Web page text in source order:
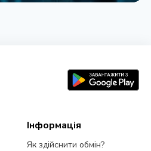
Інформація
Як здійснити обмін?